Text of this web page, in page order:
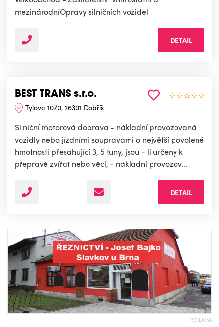
mezinárodníOpravy silničních vozidel
DETAIL
BEST TRANS s.r.o.
Tylova 1070, 26301 Dobříš
Silniční motorová doprava - nákladní provozovaná
vozidly nebo jízdními soupravami o největší povolené
hmotnosti přesahující 3, 5 tuny, jsou - li určeny k
přepravě zvířat nebo věcí, - nákladní provozov...
DETAIL
REKLAMA